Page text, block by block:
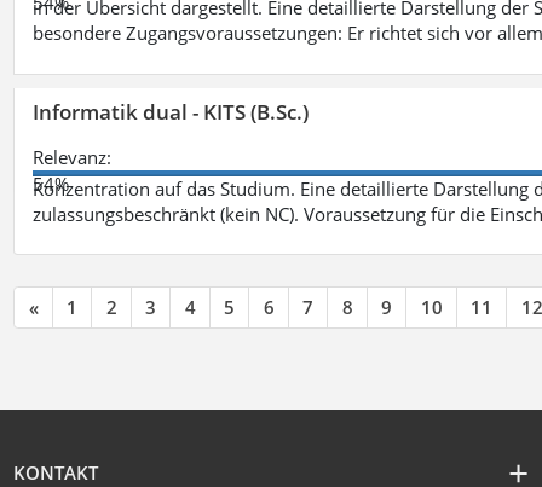
in der Übersicht dargestellt. Eine detaillierte Darstellung der
besondere Zugangsvoraussetzungen: Er richtet sich vor
Informatik dual - KITS (B.Sc.)
Relevanz:
54%
Konzentration auf das Studium. Eine detaillierte
zulassungsbeschränkt (kein NC). Voraussetzung für die
« 1 2 3 4 5 6 7 8 9 10 11 12
KONTAKT